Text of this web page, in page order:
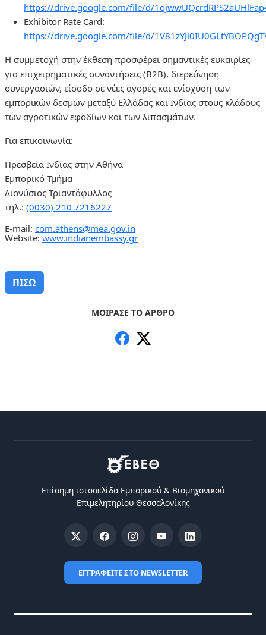
ΜΟΙΡΑΣΕ ΤΟ ΑΡΘΡΟ
https://drive.google.com/file/d/
Exhibitor Rate Card:
https://drive.google.com/file/d/
Η συμμετοχή στην έκθεση προσφέρει σημαντικές ευκαιρίες
για επιχειρηματικές συναντήσεις (B2B), διερεύνηση
συνεργασιών, είσοδο σε νέες αγορές και ενίσχυση των
εμπορικών δεσμών μεταξύ Ελλάδας και Ινδίας στους κλάδους
των αγροτικών εφοδίων και των λιπασμάτων.
Για επικοινωνία:
Πρεσβεία Ινδίας στην Αθήνα
Εμπορικό Τμήμα
Διονύσιος Τριαντάφυλλος
τηλ.: (0030) 210 7216227
E-mail: com.athens@mea.gov.in
Website: www.indianembassy.gr
ΠΙΣΩ
Επίσημη ιστοσελίδα Eμπορικού & Bιομηχανικού
Eπιμελητηρίου Θεσσαλονίκης
ΕΓΓΡΑΦΕΙΤΕ ΣΤΟ NEWSLETTER